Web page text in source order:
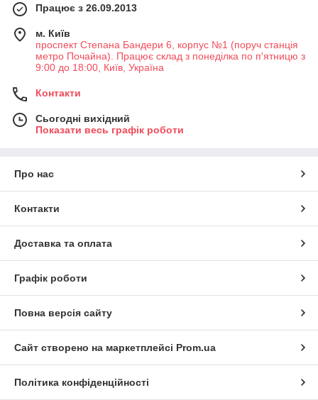
Працює з 26.09.2013
м. Київ
проспект Степана Бандери 6, корпус №1 (поруч станція
метро Почайна). Працює склад з понеділка по п'ятницю з
9:00 до 18:00, Київ, Україна
Контакти
Сьогодні вихідний
Показати весь графік роботи
Про нас
Контакти
Доставка та оплата
Графік роботи
Повна версія сайту
Сайт створено на маркетплейсі Prom.ua
Політика конфіденційності